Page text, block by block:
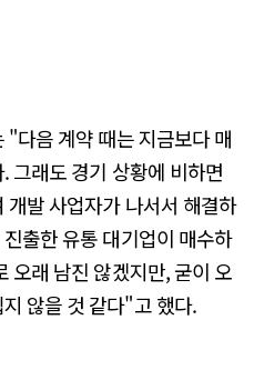
"다음 계약 때는 지금보다 매
그래도 경기 상황에 비하면
발 사업자가 나서서 해결하
출한 유통 대기업이 매수하
오래 남진 않겠지만, 굳이 오
않을 것 같다"고 했다.